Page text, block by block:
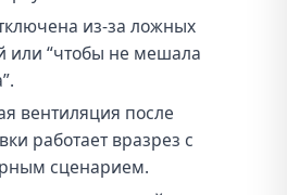
из-за ложных
или “чтобы не мешала
вентиляция после
работает вразрез с
сценарием.